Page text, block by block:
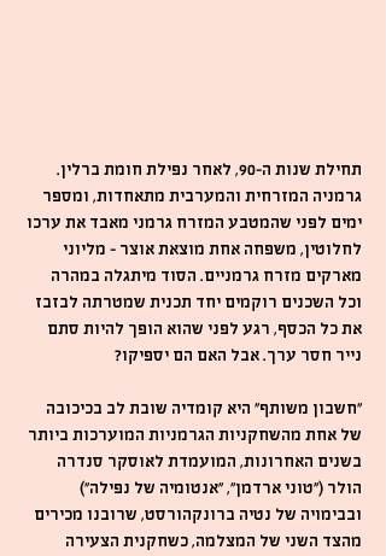
תחילת שנות ה-90, לאחר נפילת חומת ברלין.
גרמניה המזרחית והמערבית מתאחדות, ומספר
ימים לפני שהמטבע המזרח גרמני מאבד את ערכו
לחלוטין, משפחה אחת מוצאת אוצר - מליוני
מארקים מזרח גרמניים. הסוד מיתגלה במהרה
וכל השכנים רוקמים יחד תכנית שמטרתה לבזבז
את כל הכסף, רגע לפני שהוא הופך להיות סתם
נייר חסר ערך. אבל האם הם יספיקו?
"חשבון משותף" היא קומדיה שובת לב בכיכובה
של אחת מהשחקניות הגרמניות המוערכות ביותר
בשנים האחרונות, המועמדת לאוסקר סנדרה
הולר ("טוני ארדמן", "אנטומיה של נפילה")
ובבימויה של נטיה ברונקהורסט, שרובנו מכירים
מהצד השני של המצלמה, כשחקנית הצעירה